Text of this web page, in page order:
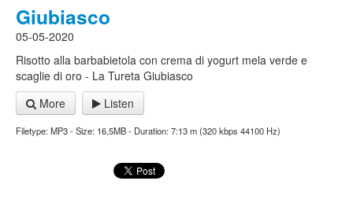
Giubiasco
05-05-2020
Risotto alla barbabietola con crema di yogurt mela verde e
scaglie di oro - La Tureta Giubiasco
More
Listen
Filetype: MP3 - Size: 16,5MB - Duration: 7:13 m (320 kbps 44100 Hz)